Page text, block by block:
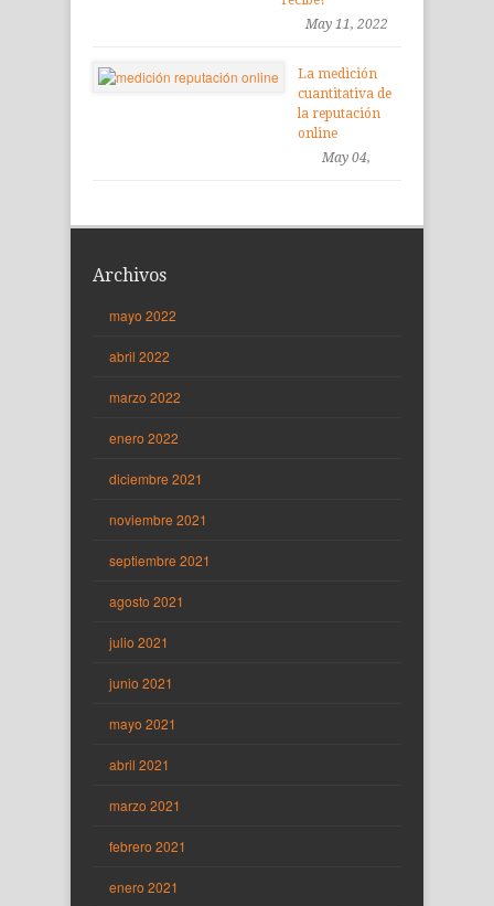
May 11, 2022
La medición
cuantitativa de
la reputación
online
May 04,
Archivos
mayo 2022
abril 2022
marzo 2022
enero 2022
diciembre 2021
noviembre 2021
septiembre 2021
agosto 2021
julio 2021
junio 2021
mayo 2021
abril 2021
marzo 2021
febrero 2021
enero 2021